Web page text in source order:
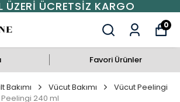
ÜZERI ÜCRETSIZ KARGO
0
Favori Ürünler
Bakımı Vücut Bakımı
Vücut Peelingi
240 ml